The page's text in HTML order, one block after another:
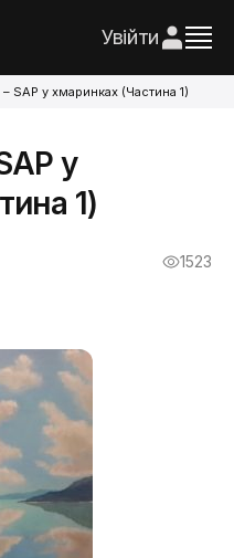
Увійти
SAP у хмаринках (Частина 1)
у
1)
1523